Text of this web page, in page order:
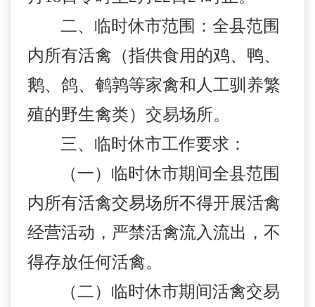
二、临时休市范围：全县范围
内所有活禽（指供食用的鸡、鸭、
鹅、鸽、鹌鹑等家禽和人工驯养繁
殖的野生禽类）交易场所。
三、临时休市工作要求：
（一）临时休市期间全县范围
内所有活禽交易场所不得开展活禽
经营活动，严禁活禽流入流出，不
得存放任何活禽。
（二）临时休市期间活禽交易